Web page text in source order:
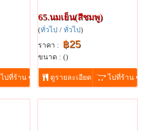
ไปที่ร้าน
65.นมเย็น(สีชมพู)
(ทั่วไป / ทั่วไป)
ราคา : ฿25
ขนาด : ()
...
ดูรายละเอียด ไปที่ร้าน